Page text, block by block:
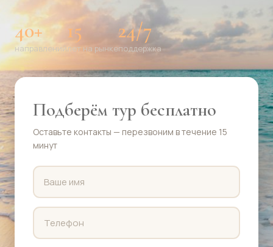
40+
направлений
15
лет на рынке
24/7
поддержка
Подберём тур бесплатно
Оставьте контакты — перезвоним в течение 15
минут